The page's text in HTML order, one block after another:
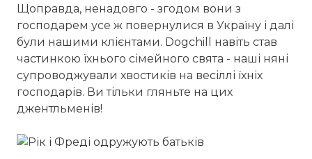
Щоправда, ненадовго - згодом вони з
господарем усе ж повернулися в Україну і далі
були нашими клієнтами. Dogchill навіть став
частинкою їхнього сімейного свята - наші няні
супроводжували хвостиків на весіллі їхніх
господарів. Ви тільки гляньте на цих
джентльменів!